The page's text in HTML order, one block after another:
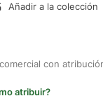
Añadir a la colección
con
atribuir?